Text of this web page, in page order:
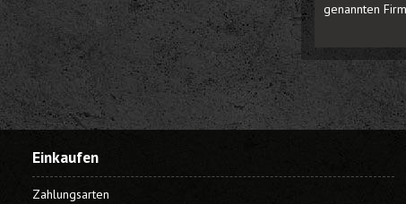
genannten
Einkaufen
Zahlungsarten